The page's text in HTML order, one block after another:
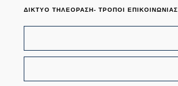
ΔΙΚΤΥΟ ΤΗΛΕΟΡΑΣΗ- ΤΡΟΠΟΙ ΕΠΙΚΟΙΝΩΝΙΑΣ